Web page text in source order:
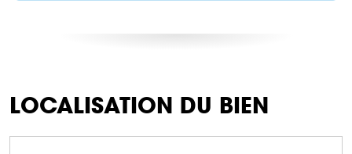
LOCALISATION DU BIEN